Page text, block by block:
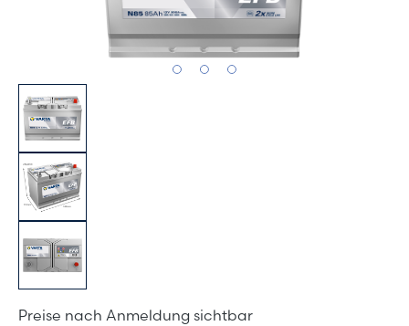
Preise nach Anmeldung sichtbar